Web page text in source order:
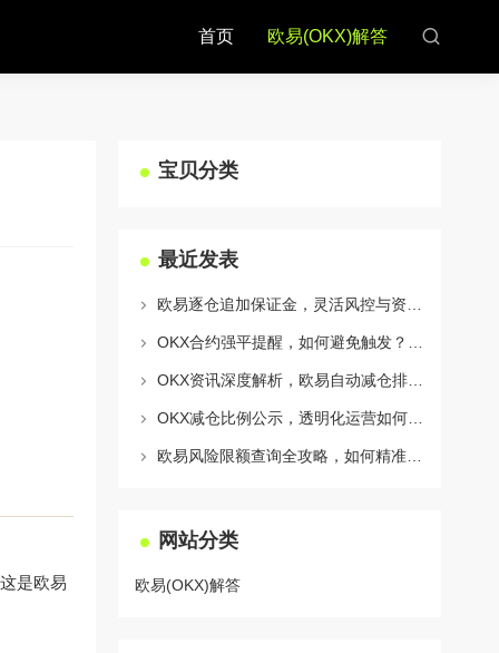
首页 欧易(OKX)解答
是欧易
宝贝分类
最近发表
网站分类
欧易(OKX)解答